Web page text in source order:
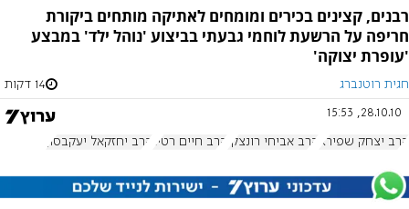
רבנים, קצינים בכירים ומומחים לאתיקה מותחים ביקורת
חריפה על הרשעת לוחמי גבעתי בביצוע 'נוהל ילד' במבצע
'עופרת יצוקה'
חגית רוטנברג 14 דקות
28.10.10, 15:53
הרב יצחק שפירא הרב אביחי רונצקי הרב חיים רטיג הרב יחזקאל יעקבסון